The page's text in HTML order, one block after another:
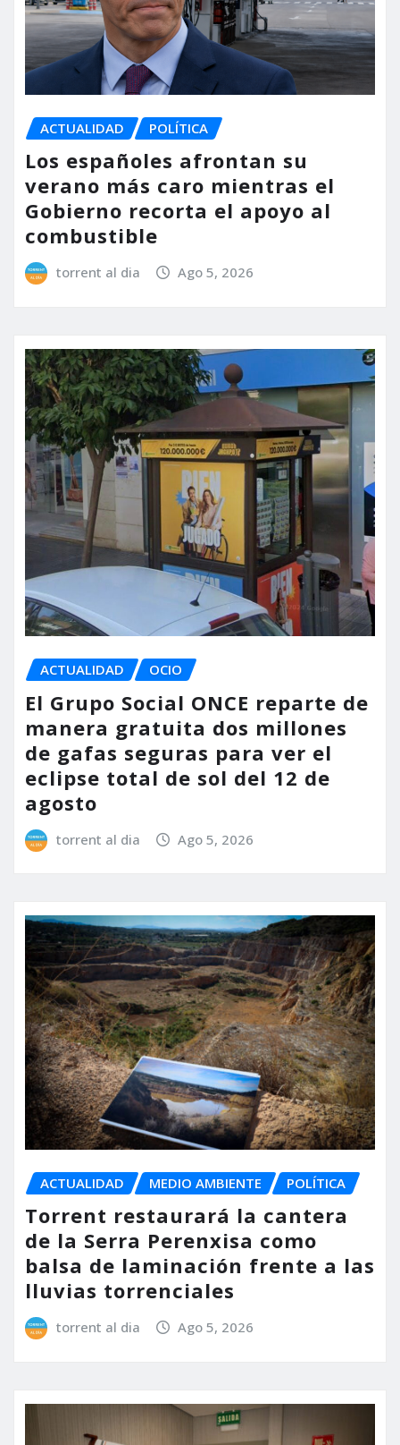
ACTUALIDAD POLÍTICA
Los españoles afrontan su
verano más caro mientras el
Gobierno recorta el apoyo al
combustible
torrent al dia Ago 5, 2026
ACTUALIDAD OCIO
El Grupo Social ONCE reparte de
manera gratuita dos millones
de gafas seguras para ver el
eclipse total de sol del 12 de
agosto
torrent al dia Ago 5, 2026
ACTUALIDAD MEDIO AMBIENTE POLÍTICA
Torrent restaurará la cantera
de la Serra Perenxisa como
balsa de laminación frente a las
lluvias torrenciales
torrent al dia Ago 5, 2026